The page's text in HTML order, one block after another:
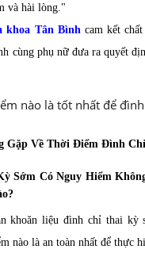
và hài lòng."
khoa Tân Bình cam kết
cùng phụ nữ đưa ra quyết
Gặp Về Thời Điểm Đình
Sớm Có Nguy Hiểm
khoăn liệu đình chỉ thai kỳ
nào là an toàn nhất để thực